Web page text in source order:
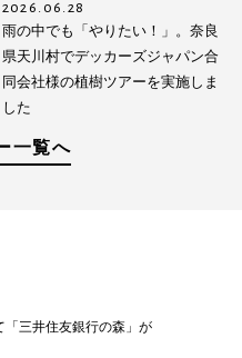
2026.06.28
雨の中でも「やりたい！」。奈良
県天川村でデッカーズジャパン合
同会社様の植樹ツアーを実施しま
した
一覧へ
「三井住友銀行の森」が